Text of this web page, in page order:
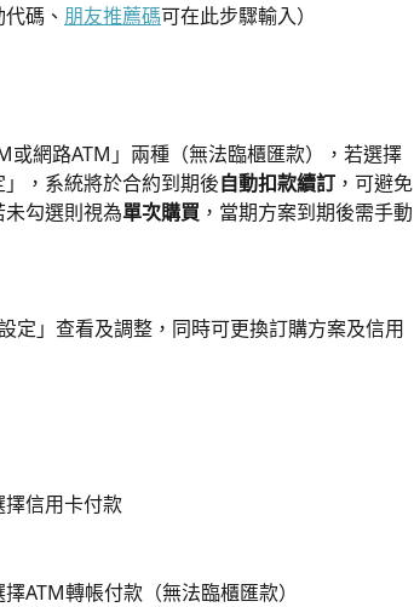
碼、 朋友推薦碼可在此步驟輸入）
或網路ATM」兩種（無法臨櫃匯款），若選擇
，系統將於合約到期後自動扣款續訂 ，可避免
勾選則視為單次購買 ，當期方案到期後需手動
定」查看及調整，同時可更換訂購方案及信用
信用卡付款
ATM轉帳付款（無法臨櫃匯款）